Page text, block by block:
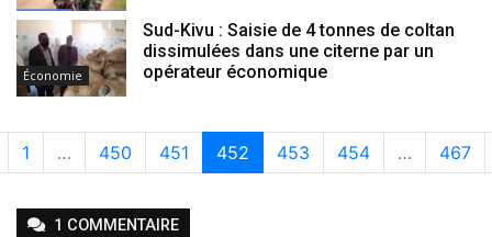
Économie
Sud-Kivu : Saisie de 4 tonnes de coltan
dissimulées dans une citerne par un
opérateur économique
1 … 450 451 452 453 454 … 467
1 COMMENTAIRE